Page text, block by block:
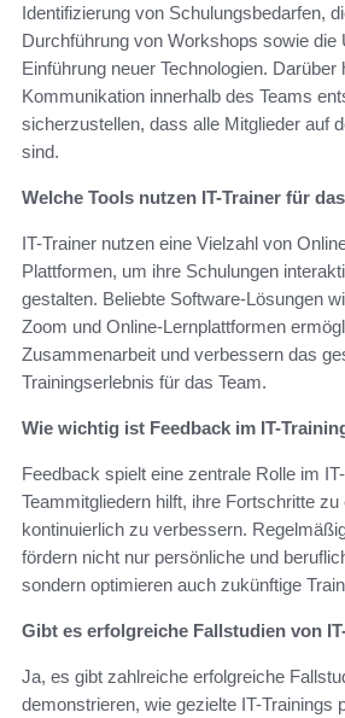
Identifizierung von Schulungsbedarfen,
Durchführung von Workshops sowie die
Einführung neuer Technologien. Darüber
Kommunikation innerhalb des Teams
sicherzustellen, dass alle Mitglieder auf
sind.
Welche Tools nutzen IT-Trainer für
IT-Trainer nutzen eine Vielzahl von
Plattformen, um ihre Schulungen
gestalten. Beliebte Software-Lösungen
Zoom und Online-Lernplattformen
Zusammenarbeit und verbessern das
Trainingserlebnis für das Team.
Wie wichtig ist Feedback im IT-
Feedback spielt eine zentrale Rolle im
Teammitgliedern hilft, ihre Fortschritte
kontinuierlich zu verbessern.
fördern nicht nur persönliche und
sondern optimieren auch zukünftige
Gibt es erfolgreiche Fallstudien von
Ja, es gibt zahlreiche erfolgreiche
demonstrieren, wie gezielte IT-Trainings